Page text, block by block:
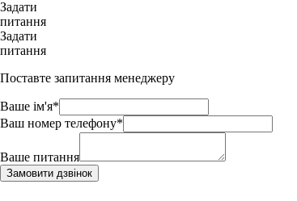
Задати
питання
Задати
питання
Поставте запитання менеджеру
Ваше ім'я*
Ваш номер телефону*
Ваше питання
Замовити дзвінок